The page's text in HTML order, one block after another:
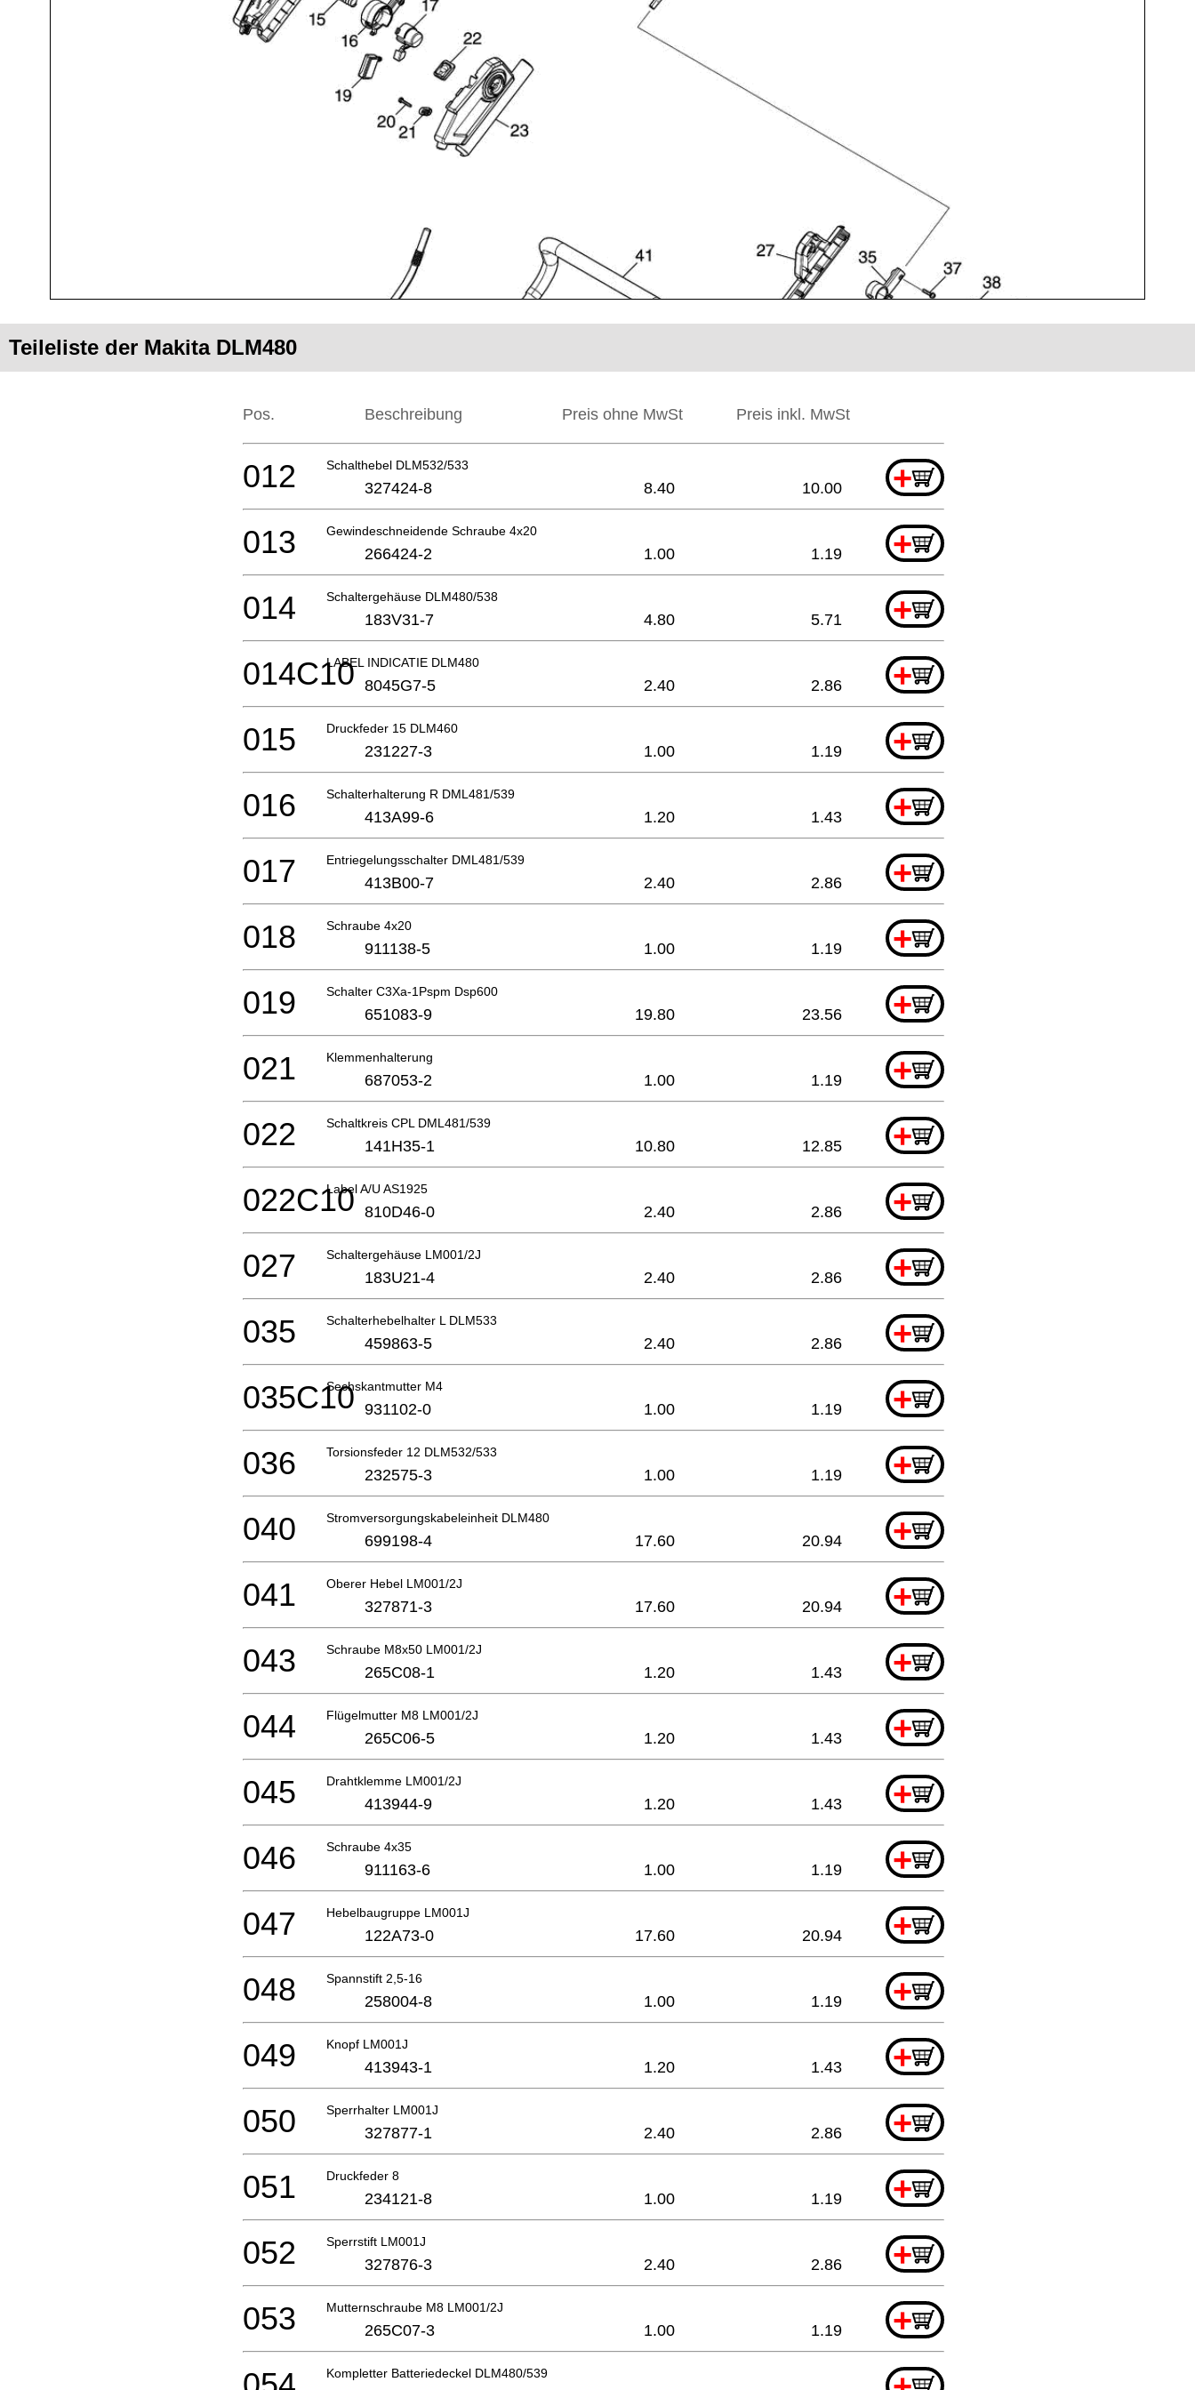
Teileliste der Makita DLM480
Pos. Beschreibung Preis ohne MwSt Preis inkl. MwSt
Schalthebel DLM532/533 +
012 327424-8 8.40 10.00
Gewindeschneidende Schraube 4x20 +
013 266424-2 1.00 1.19
Schaltergehäuse DLM480/538 +
014 183V31-7 4.80 5.71
LABEL INDICATIE DLM480 +
014C10 8045G7-5 2.40 2.86
Druckfeder 15 DLM460 +
015 231227-3 1.00 1.19
Schalterhalterung R DML481/539 +
016 413A99-6 1.20 1.43
Entriegelungsschalter DML481/539 +
017 413B00-7 2.40 2.86
Schraube 4x20 +
018 911138-5 1.00 1.19
Schalter C3Xa-1Pspm Dsp600 +
019 651083-9 19.80 23.56
Klemmenhalterung +
021 687053-2 1.00 1.19
Schaltkreis CPL DML481/539 +
022 141H35-1 10.80 12.85
Label A/U AS1925 +
022C10 810D46-0 2.40 2.86
Schaltergehäuse LM001/2J +
027 183U21-4 2.40 2.86
Schalterhebelhalter L DLM533 +
035 459863-5 2.40 2.86
Sechskantmutter M4 +
035C10 931102-0 1.00 1.19
Torsionsfeder 12 DLM532/533 +
036 232575-3 1.00 1.19
Stromversorgungskabeleinheit DLM480 +
040 699198-4 17.60 20.94
Oberer Hebel LM001/2J +
041 327871-3 17.60 20.94
Schraube M8x50 LM001/2J +
043 265C08-1 1.20 1.43
Flügelmutter M8 LM001/2J +
044 265C06-5 1.20 1.43
Drahtklemme LM001/2J +
045 413944-9 1.20 1.43
Schraube 4x35 +
046 911163-6 1.00 1.19
Hebelbaugruppe LM001J +
047 122A73-0 17.60 20.94
Spannstift 2,5-16 +
048 258004-8 1.00 1.19
Knopf LM001J +
049 413943-1 1.20 1.43
Sperrhalter LM001J +
050 327877-1 2.40 2.86
Druckfeder 8 +
051 234121-8 1.00 1.19
Sperrstift LM001J +
052 327876-3 2.40 2.86
Mutternschraube M8 LM001/2J +
053 265C07-3 1.00 1.19
Kompletter Batteriedeckel DLM480/539